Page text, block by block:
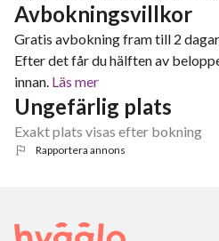
Avbokningsvillkor
Gratis avbokning fram till 2
Efter det får du hälften av
innan. Läs mer
Ungefärlig plats
Exakt plats visas efter bokning
Rapportera annons